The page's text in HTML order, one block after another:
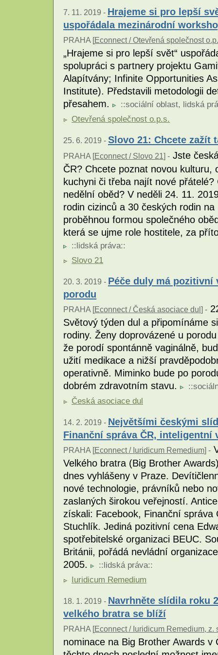
7. 11. 2019 - Hrajeme si pro lepší
uspořádala mezinárodní
PRAHA [Econnect / Otevřená společnost
„Hrajeme si pro lepší svět“
spolupráci s partnery projektu
Alapítvány; Infinite Opportunities
Institute). Představili metodologii
přesahem.
::sociální oblast, lidská
Otevřená společnost o.p.s.
25. 6. 2019 - Slovo 21: Chcete zažít
PRAHA [Econnect / Slovo 21] - Jste
ČR? Chcete poznat novou
kuchyni či třeba najít nové
nedělní oběd? V neděli 24. 11.
rodin cizinců a 30 českých rodin
proběhnou formou společného
která se ujme role hostitele, za
::lidská práva::
Slovo 21
20. 3. 2019 - Péče duly má
porodu
PRAHA [Econnect / Česká asociace dul ] -
Světový týden dul a připomínáme
rodiny. Ženy doprovázené u
že porodí spontánně vaginálně,
užití medikace a nižší
operativně. Miminko bude po
dobrém zdravotním stavu.
::
Česká asociace dul
14. 2. 2019 - Největšími českými
Finanční správa ČR, inteligentní
PRAHA [Econnect / Iuridicum Remedium] -
Velkého bratra (Big Brother
dnes vyhlášeny v Praze.
nové technologie, právníků nebo
zaslaných širokou veřejností.
získali: Facebook, Finanční správa
Stuchlík. Jediná pozitivní cena
spotřebitelské organizaci BEUC.
Británii, pořádá nevládní
2005.
::lidská práva::
Iuridicum Remedium
18. 1. 2019 - Navrhněte slídila roku
velkého bratra se blíží
PRAHA [Econnect / Iuridicum Remedium, z.
nominace na Big Brother Awards